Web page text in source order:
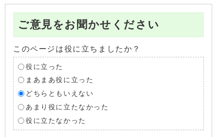
ご意見をお聞かせください
このページは役に立ちましたか？
役に立った
まあまあ役に立った
どちらともいえない
あまり役に立たなかった
役に立たなかった